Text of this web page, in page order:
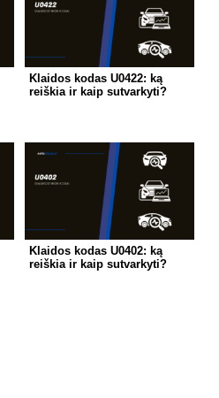
Klaidos kodas U0422: ką
reiškia ir kaip sutvarkyti?
Klaidos kodas U0402: ką
reiškia ir kaip sutvarkyti?